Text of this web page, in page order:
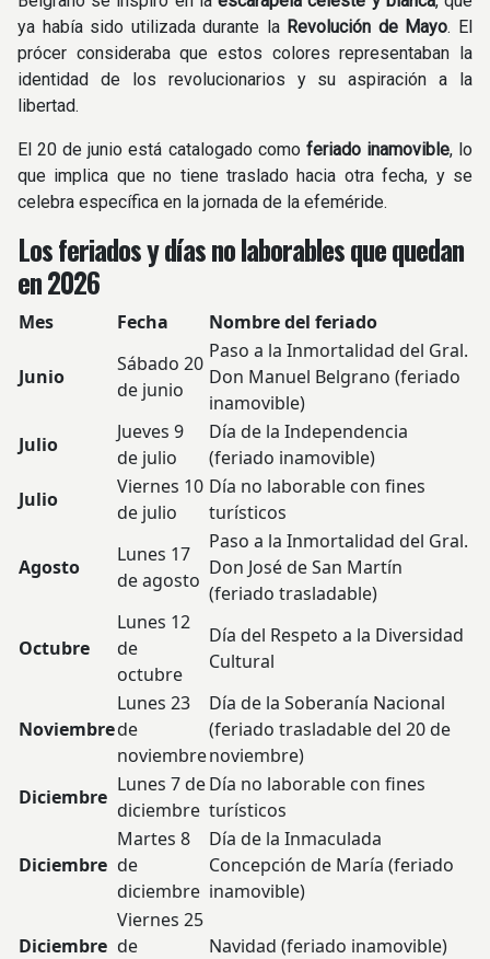
ya había sido utilizada durante la Revolución de Mayo. El
prócer consideraba que estos colores representaban la
identidad de los revolucionarios y su aspiración a la
libertad.
El 20 de junio está catalogado como feriado inamovible, lo
que implica que no tiene traslado hacia otra fecha, y se
celebra específica en la jornada de la efeméride.
Los feriados y días no laborables que quedan
en 2026
Mes Fecha Nombre del feriado
Junio
Sábado 20
de junio
Paso a la Inmortalidad del Gral.
Don Manuel Belgrano (feriado
inamovible)
Julio
Jueves 9
de julio
Día de la Independencia
(feriado inamovible)
Julio
Viernes 10
de julio
Día no laborable con fines
turísticos
Agosto
Lunes 17
de agosto
Paso a la Inmortalidad del Gral.
Don José de San Martín
(feriado trasladable)
Octubre
Lunes 12
de
octubre
Día del Respeto a la Diversidad
Cultural
Noviembre
Lunes 23
de
noviembre
Día de la Soberanía Nacional
(feriado trasladable del 20 de
noviembre)
Diciembre
Lunes 7 de
diciembre
Día no laborable con fines
turísticos
Diciembre
Martes 8
de
diciembre
Día de la Inmaculada
Concepción de María (feriado
inamovible)
Diciembre
Viernes 25
de
Navidad (feriado inamovible)